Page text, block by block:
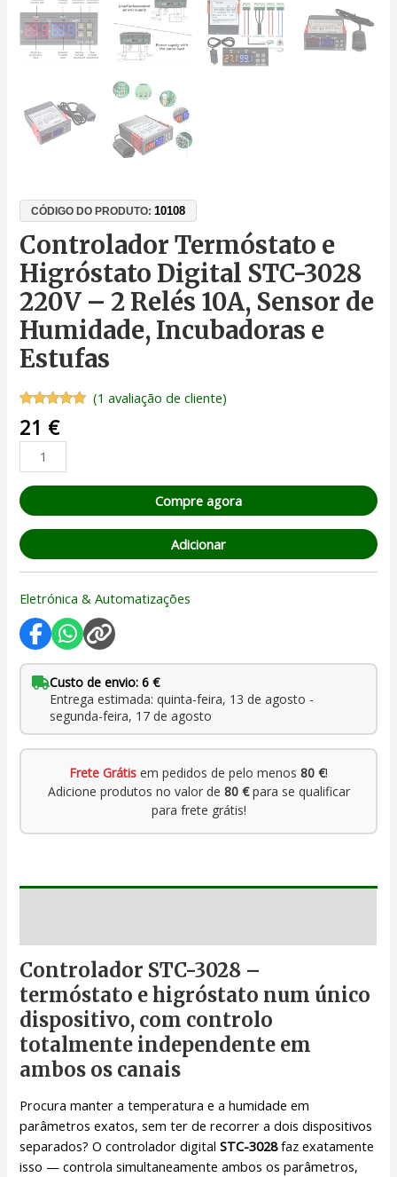
CÓDIGO DO PRODUTO:10108
Controlador Termóstato e
Higróstato Digital STC-3028
220V – 2 Relés 10A, Sensor de
Humidade, Incubadoras e
Estufas
com
5.00
em 5 com
base em
(1 avaliação de cliente)
21 €
Compre agora
Adicionar
Eletrónica & Automatizações
Custo de envio: 6 €
Entrega estimada: quinta-feira, 13 de agosto -
segunda-feira, 17 de agosto
Frete Grátis em pedidos de pelo menos 80 €!
Adicione produtos no valor de 80 €para se qualificar
para frete grátis!
Controlador STC-3028 –
termóstato e higróstato num único
dispositivo, com controlo
totalmente independente em
ambos os canais
Procura manter a temperatura e a humidade em
parâmetros exatos, sem ter de recorrer a dois dispositivos
separados? O controlador digitalSTC-3028faz exatamente
isso — controla simultaneamente ambos os parâmetros,